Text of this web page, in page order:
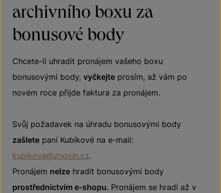
archivního boxu za
bonusové body
Chcete-li uhradit pronájem vašeho boxu
bonusovými body, vyčkejte prosím, až vám po
novém roce přijde faktura za pronájem.
Svůj požadavek na úhradu bonusovými body
zašlete paní Kubíkové na e-mail:
kubikova@znovin.cz.
Pronájem nelze hradit bonusovými body
prostřednictvím e-shopu. Pronájem se hradí až v